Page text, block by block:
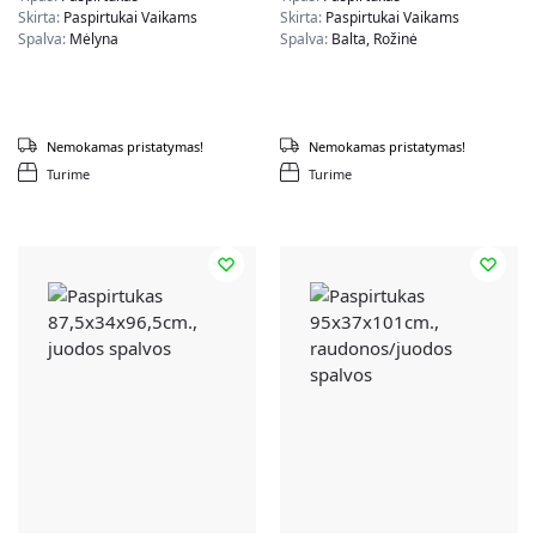
Skirta: Paspirtukai Vaikams
Spalva: Mėlyna
Turime
Nemokamas pristatymas!
Skirta: Paspirtukai Vaikams
Spalva: Balta, Rožinė
Turime
Nemokamas pristatymas!